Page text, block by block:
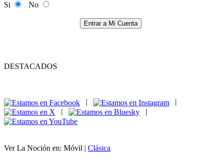
Si
No
Entrar a Mi Cuenta
DESTACADOS
|
|
Ver La Noción en: Móvil | Clásica